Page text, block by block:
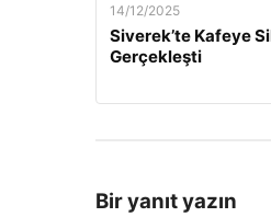
14/12/2025
Siverek’te Kafeye
Gerçekleşti
Bir yanıt yazın